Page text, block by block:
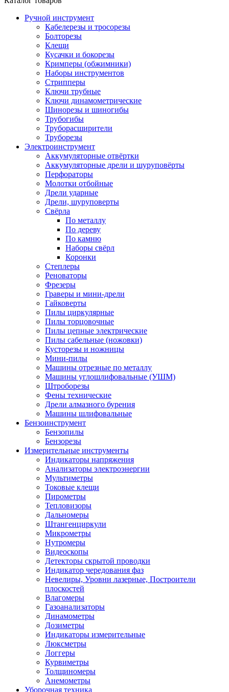
Ручной инструмент
Кабелерезы и тросорезы
Болторезы
Клещи
Кусачки и бокорезы
Кримперы (обжимники)
Наборы инструментов
Стрипперы
Ключи трубные
Ключи динамометрические
Шинорезы и шиногибы
Трубогибы
Труборасширители
Труборезы
Электроинструмент
Аккумуляторные отвёртки
Аккумуляторные дрели и шуруповёрты
Перфораторы
Молотки отбойные
Дрели ударные
Дрели, шуруповерты
Свёрла
По металлу
По дереву
По камню
Наборы свёрл
Коронки
Степлеры
Реноваторы
Фрезеры
Граверы и мини-дрели
Гайковерты
Пилы циркулярные
Пилы торцовочные
Пилы цепные электрические
Пилы сабельные (ножовки)
Кусторезы и ножницы
Мини-пилы
Машины отрезные по металлу
Машины углошлифовальные (УШМ)
Штроборезы
Фены технические
Дрели алмазного бурения
Машины шлифовальные
Бензоинструмент
Бензопилы
Бензорезы
Измерительные инструменты
Индикаторы напряжения
Анализаторы электроэнергии
Мультиметры
Токовые клещи
Пирометры
Тепловизоры
Дальномеры
Штангенциркули
Микрометры
Нутромеры
Видеоскопы
Детекторы скрытой проводки
Индикатор чередования фаз
Невелиры, Уровни лазерные, Построители
плоскостей
Влагомеры
Газоанализаторы
Динамометры
Дозиметры
Индикаторы измерительные
Люксметры
Логгеры
Курвиметры
Толщиномеры
Анемометры
Уборочная техника